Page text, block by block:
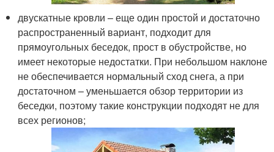
двускатные кровли – еще один простой и достаточно
распространенный вариант, подходит для
прямоугольных беседок, прост в обустройстве, но
имеет некоторые недостатки. При небольшом наклоне
не обеспечивается нормальный сход снега, а при
достаточном – уменьшается обзор территории из
беседки, поэтому такие конструкции подходят не для
всех регионов;